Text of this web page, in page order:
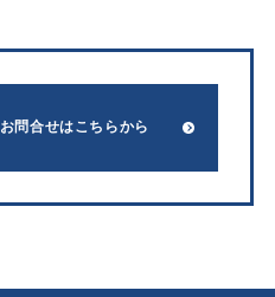
お問合せはこちらから